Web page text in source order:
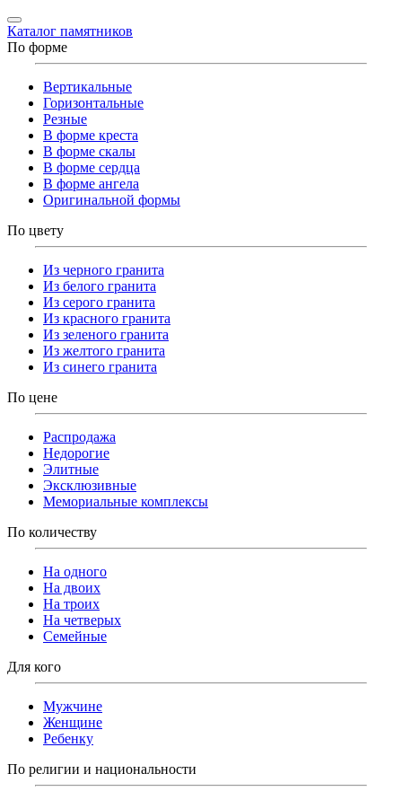
Каталог памятников
По форме
Вертикальные
Горизонтальные
Резные
В форме креста
В форме скалы
В форме сердца
В форме ангела
Оригинальной формы
По цвету
Из черного гранита
Из белого гранита
Из серого гранита
Из красного гранита
Из зеленого гранита
Из желтого гранита
Из синего гранита
По цене
Распродажа
Недорогие
Элитные
Эксклюзивные
Мемориальные комплексы
По количеству
На одного
На двоих
На троих
На четверых
Семейные
Для кого
Мужчине
Женщине
Ребенку
По религии и национальности